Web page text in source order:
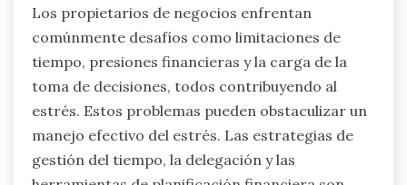
Los propietarios de negocios enfrentan
comúnmente desafíos como limitaciones de
tiempo, presiones financieras y la carga de la
toma de decisiones, todos contribuyendo al
estrés. Estos problemas pueden obstaculizar un
manejo efectivo del estrés. Las estrategias de
gestión del tiempo, la delegación y las